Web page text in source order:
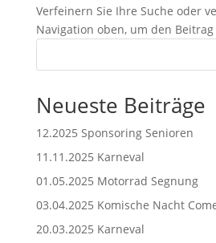
Verfeinern Sie Ihre Suche oder
Navigation oben, um den
Neueste Beiträge
12.2025 Sponsoring Senioren
11.11.2025 Karneval
01.05.2025 Motorrad Segnung
03.04.2025 Komische Nacht
20.03.2025 Karneval